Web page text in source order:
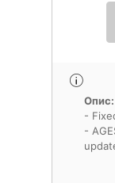
Опис:
-
-